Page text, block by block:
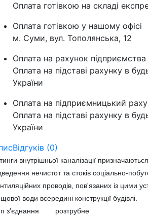
Оплата готівкою на складі
Оплата готівкою у нашому офісі
м. Суми, вул. Тополянська, 12
Оплата на рахунок
Оплата на підставі рахунку в
України
Оплата на підприємницький
Оплата на підставі рахунку в
України
Відгуків (0)
внутрішньої каналізації
нечистот та стоків соціально-
проводів, пов'язаних із цими
води всередині конструкції будівлі.
з’єднання розтрубне